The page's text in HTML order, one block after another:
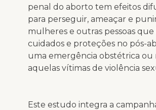
penal do aborto tem efeitos
para perseguir, ameaçar e
mulheres e outras pessoas
cuidados e proteções no pós-
uma emergência obstétrica ou
aquelas vítimas de violência
Este estudo integra a